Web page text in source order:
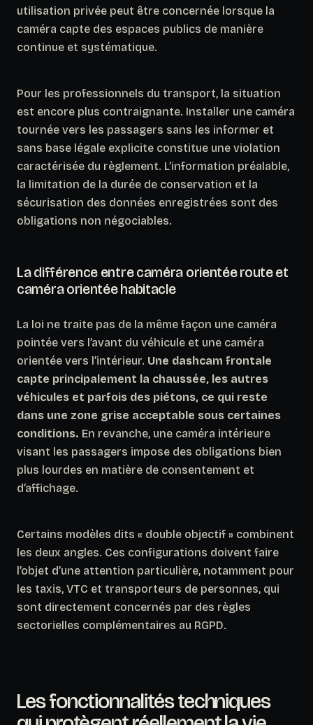
utilisation privée peut être concernée lorsque la
caméra capte des espaces publics de manière
continue et systématique.
Pour les professionnels du transport, la situation
est encore plus contraignante. Installer une caméra
tournée vers les passagers sans les informer et
sans base légale explicite constitue une violation
caractérisée du règlement. L’information préalable,
la limitation de la durée de conservation et la
sécurisation des données enregistrées sont des
obligations non négociables.
La différence entre caméra orientée route et
caméra orientée habitacle
La loi ne traite pas de la même façon une caméra
pointée vers l’avant du véhicule et une caméra
orientée vers l’intérieur. Une dashcam frontale
capte principalement la chaussée, les autres
véhicules et parfois des piétons, ce qui reste
dans une zone grise acceptable sous certaines
conditions. En revanche, une caméra intérieure
visant les passagers impose des obligations bien
plus lourdes en matière de consentement et
d’affichage.
Certains modèles dits « double objectif » combinent
les deux angles. Ces configurations doivent faire
l’objet d’une attention particulière, notamment pour
les taxis, VTC et transporteurs de personnes, qui
sont directement concernés par des règles
sectorielles complémentaires au RGPD.
Les fonctionnalités techniques